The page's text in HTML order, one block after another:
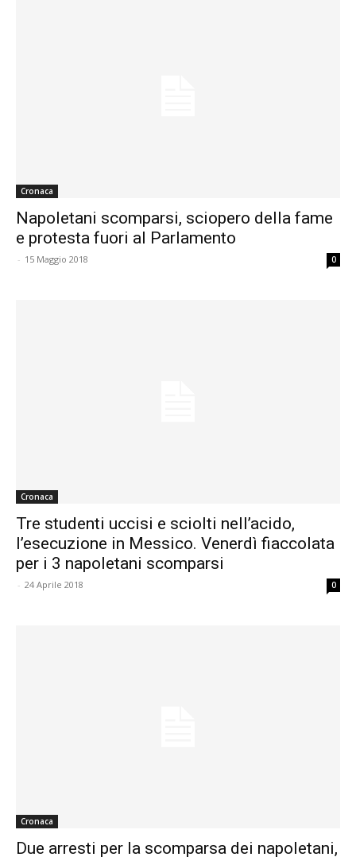
Cronaca
Napoletani scomparsi, sciopero della fame
e protesta fuori al Parlamento
- 15 Maggio 2018 0
Cronaca
Tre studenti uccisi e sciolti nell’acido,
l’esecuzione in Messico. Venerdì fiaccolata
per i 3 napoletani scomparsi
- 24 Aprile 2018 0
Cronaca
Due arresti per la scomparsa dei napoletani,